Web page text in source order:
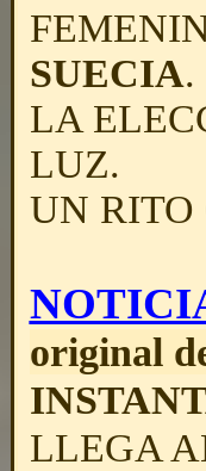
SUECIA.
LA
LUZ.
UN
original
LLEGA